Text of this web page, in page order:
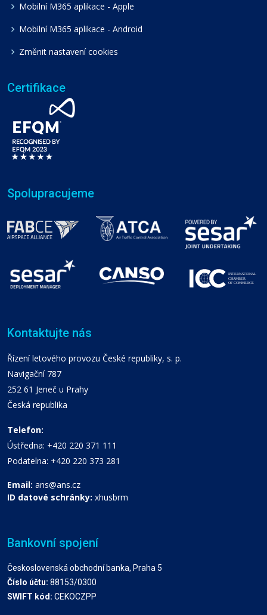
Mobilní M365 aplikace - Apple
Mobilní M365 aplikace - Android
Změnit nastavení cookies
Certifikace
Spolupracujeme
Kontaktujte nás
Řízení letového provozu České republiky, s. p.
Navigační 787
252 61 Jeneč u Prahy
Česká republika
Telefon:
Ústředna: +420 220 371 111
Podatelna: +420 220 373 281
Email: ans@ans.cz
ID datové schránky: xhusbrm
Bankovní spojení
Československá obchodní banka, Praha 5
Číslo účtu: 88153/0300
SWIFT kód: CEKOCZPP